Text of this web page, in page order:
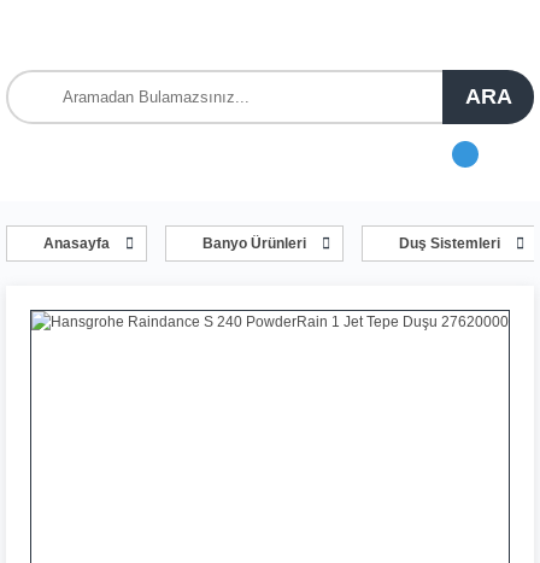
ARA
Anasayfa Banyo Ürünleri Duş Sistemleri